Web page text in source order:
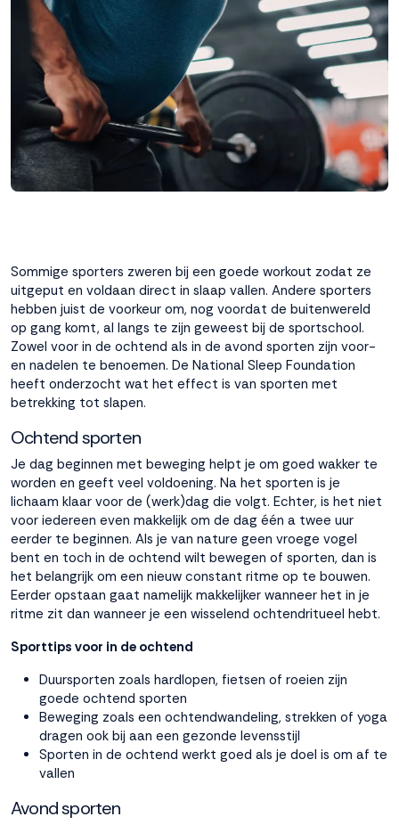
interactie met ons
binnen en buiten
onze website te
volgen. Dat doen we
legitiem en belangrijk,
anoniem. Meer
weten? LeesBekijk
dit overzicht
voor
alle
cookieinstellingen en
onze marketing
cookies. Kies je voor
Weigeren? Dan
plaatsen we alleen
functionele en
analytische cookies.
Weigeren
Accepteren
Sommige sporters zweren bij een goede workout zodat ze
uitgeput en voldaan direct in slaap vallen. Andere sporters
hebben juist de voorkeur om, nog voordat de buitenwereld
op gang komt, al langs te zijn geweest bij de sportschool.
Zowel voor in de ochtend als in de avond sporten zijn voor-
en nadelen te benoemen. De National Sleep Foundation
heeft onderzocht wat het effect is van sporten met
betrekking tot slapen.
Ochtend sporten
Je dag beginnen met beweging helpt je om goed wakker te
worden en geeft veel voldoening. Na het sporten is je
lichaam klaar voor de (werk)dag die volgt. Echter, is het niet
voor iedereen even makkelijk om de dag één a twee uur
eerder te beginnen. Als je van nature geen vroege vogel
bent en toch in de ochtend wilt bewegen of sporten, dan is
het belangrijk om een nieuw constant ritme op te bouwen.
Eerder opstaan gaat namelijk makkelijker wanneer het in je
ritme zit dan wanneer je een wisselend ochtendritueel hebt.
Sporttips voor in de ochtend
Duursporten zoals hardlopen, fietsen of roeien zijn
goede ochtend sporten
Beweging zoals een ochtendwandeling, strekken of yoga
dragen ook bij aan een gezonde levensstijl
Sporten in de ochtend werkt goed als je doel is om af te
vallen
Avond sporten